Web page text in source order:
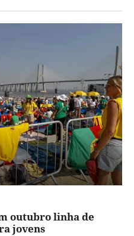
outubro linha de
jovens